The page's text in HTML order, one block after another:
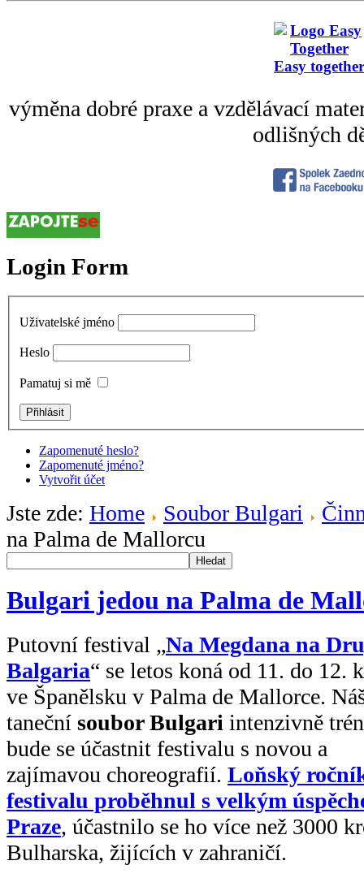
Easy together
výměna dobré praxe a vzdělávací
odlišných
Login Form
Uživatelské jméno
Heslo
Pamatuj si mě
Zapomenuté heslo?
Zapomenuté jméno?
Vytvořit účet
Jste zde: Home Soubor Bulgari
na Palma de Mallorcu
Hledat
Bulgari jedou na Palma de
Putovní festival „Na Megdana na
Balgaria“ se letos koná od 11. do 12.
ve Španělsku v Palma de Mallorce.
taneční soubor Bulgari intenzivně
bude se účastnit festivalu s novou a
zajímavou choreografií. Loňský
festivalu proběhnul s velkým
Praze, účastnilo se ho více než 3000
Bulharska, žijících v zahraničí.